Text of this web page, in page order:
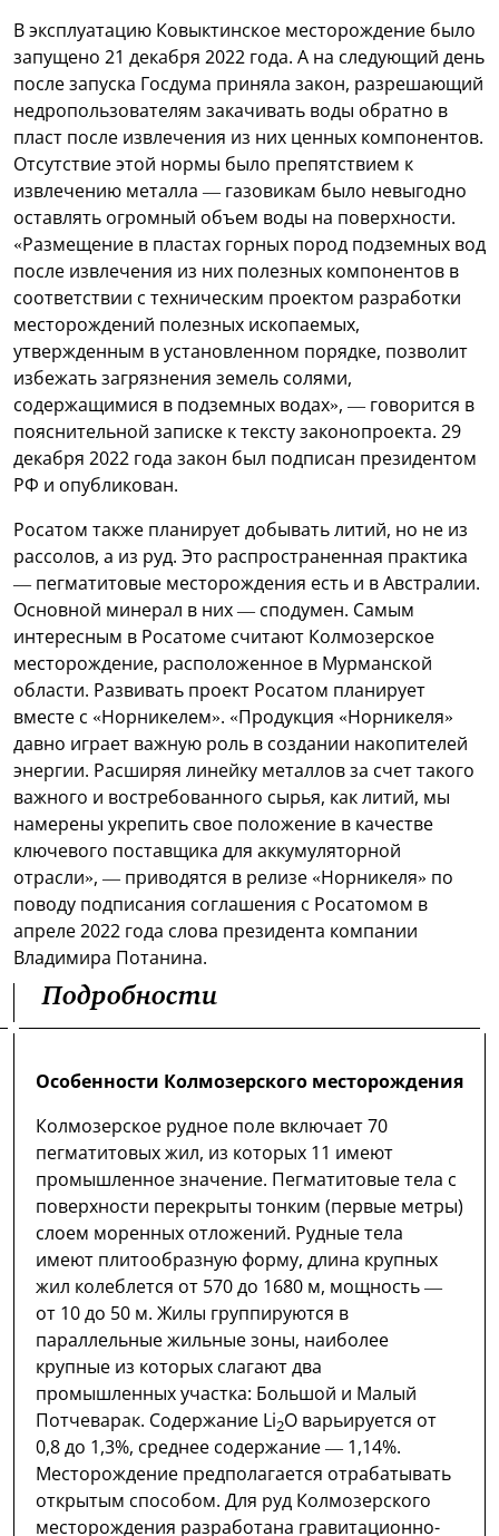
В эксплуатацию Ковыктинское месторождение было
запущено 21 декабря 2022 года. А на следующий день
после запуска Госдума приняла закон, разрешающий
недропользователям закачивать воды обратно в
пласт после извлечения из них ценных компонентов.
Отсутствие этой нормы было препятствием к
извлечению металла — газовикам было невыгодно
оставлять огромный объем воды на поверхности.
«Размещение в пластах горных пород подземных вод
после извлечения из них полезных компонентов в
соответствии с техническим проектом разработки
месторождений полезных ископаемых,
утвержденным в установленном порядке, позволит
избежать загрязнения земель солями,
содержащимися в подземных водах», — говорится в
пояснительной записке к тексту законопроекта. 29
декабря 2022 года закон был подписан президентом
РФ и опубликован.
Росатом также планирует добывать литий, но не из
рассолов, а из руд. Это распространенная практика
— пегматитовые месторождения есть и в Австралии.
Основной минерал в них — сподумен. Самым
интересным в Росатоме считают Колмозерское
месторождение, расположенное в Мурманской
области. Развивать проект Росатом планирует
вместе с «Норникелем». «Продукция «Норникеля»
давно играет важную роль в создании накопителей
энергии. Расширяя линейку металлов за счет такого
важного и востребованного сырья, как литий, мы
намерены укрепить свое положение в качестве
ключевого поставщика для аккумуляторной
отрасли», — приводятся в релизе «Норникеля» по
поводу подписания соглашения с Росатомом в
апреле 2022 года слова президента компании
Владимира Потанина.
Особенности Колмозерского месторождения
Колмозерское рудное поле включает 70
пегматитовых жил, из которых 11 имеют
промышленное значение. Пегматитовые тела с
поверхности перекрыты тонким (первые метры)
слоем моренных отложений. Рудные тела
имеют плитообразную форму, длина крупных
жил колеблется от 570 до 1680 м, мощность —
от 10 до 50 м. Жилы группируются в
параллельные жильные зоны, наиболее
крупные из которых слагают два
промышленных участка: Большой и Малый
Потчеварак. Содержание Li2O варьируется от
0,8 до 1,3%, среднее содержание — 1,14%.
Месторождение предполагается отрабатывать
открытым способом. Для руд Колмозерского
месторождения разработана гравитационно-
Подробности